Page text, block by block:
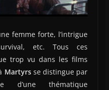
femme forte, l’intrigue
etc. Tous ces
trop vu dans les films
Martyrsse distingue par
d’une thématique